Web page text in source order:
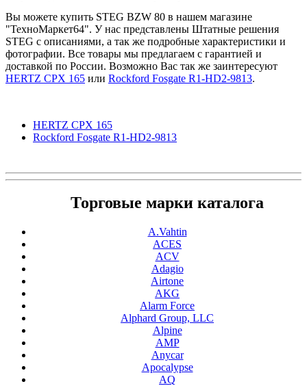
Вы можете купить STEG BZW 80 в нашем магазине
"ТехноМаркет64". У нас представлены Штатные решения
STEG с описаниями, а так же подробные характеристики и
фотографии. Все товары мы предлагаем с гарантией и
доставкой по России. Возможно Вас так же заинтересуют
HERTZ CPX 165 или Rockford Fosgate R1-HD2-9813.
HERTZ CPX 165
Rockford Fosgate R1-HD2-9813
Торговые марки каталога
A.Vahtin
ACES
ACV
Adagio
Airtone
AKG
Alarm Force
Alphard Group, LLC
Alpine
AMP
Anycar
Apocalypse
AQ